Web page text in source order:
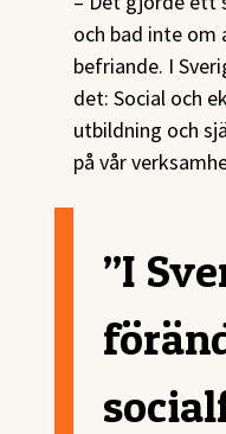
och bad inte om
befriande. I
det: Social och
utbildning och
på vår
”I